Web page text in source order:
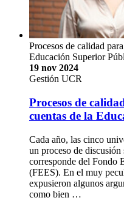
Procesos de calidad
Educación Superior
19 nov 2024
Gestión UCR
Procesos de
cuentas de la
Cada año, las cinco
un proceso de
corresponde del Fondo
(FEES). En el muy
expusieron algunos
como bien …